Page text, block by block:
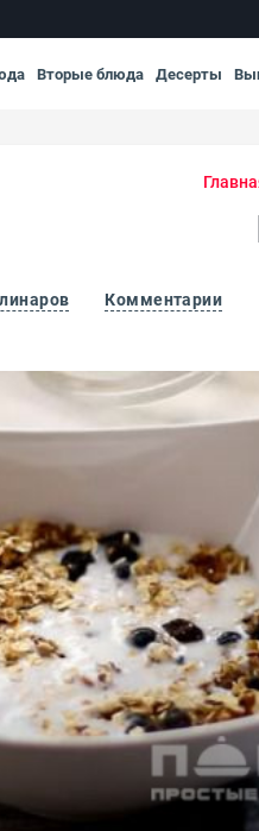
Вторые блюда Десерты
Комментарии